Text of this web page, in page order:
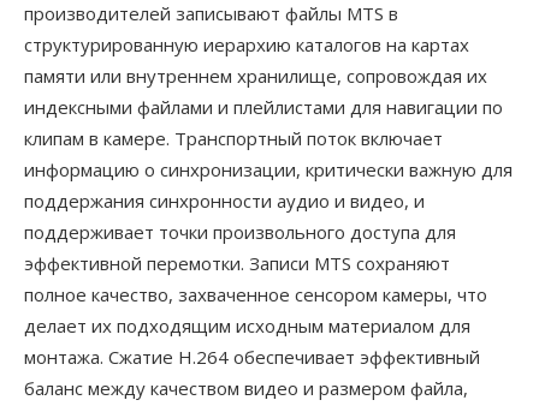
производителей записывают файлы MTS в
структурированную иерархию каталогов на картах
памяти или внутреннем хранилище, сопровождая их
индексными файлами и плейлистами для навигации по
клипам в камере. Транспортный поток включает
информацию о синхронизации, критически важную для
поддержания синхронности аудио и видео, и
поддерживает точки произвольного доступа для
эффективной перемотки. Записи MTS сохраняют
полное качество, захваченное сенсором камеры, что
делает их подходящим исходным материалом для
монтажа. Сжатие H.264 обеспечивает эффективный
баланс между качеством видео и размером файла,